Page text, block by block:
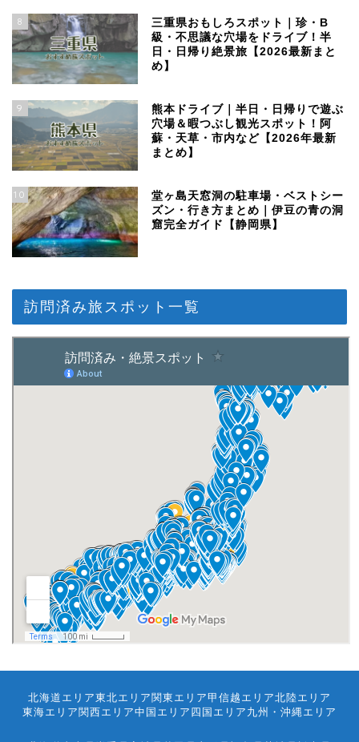
8
三重県おもしろスポット｜珍・B
級・不思議な穴場をドライブ！半
日・日帰り絶景旅【2026最新まと
め】
9
熊本ドライブ｜半日・日帰りで遊ぶ
穴場＆暇つぶし観光スポット！阿
蘇・天草・市内など【2026年最新
まとめ】
10
堂ヶ島天窓洞の駐車場・ベストシー
ズン・行き方まとめ｜伊豆の青の洞
窟完全ガイド【静岡県】
訪問済み旅スポット一覧
北海道エリア東北エリア 関東エリア甲信越エリア北陸エリア
東海エリア 関西エリア中国エリア 四国エリア 九州・沖縄エリア